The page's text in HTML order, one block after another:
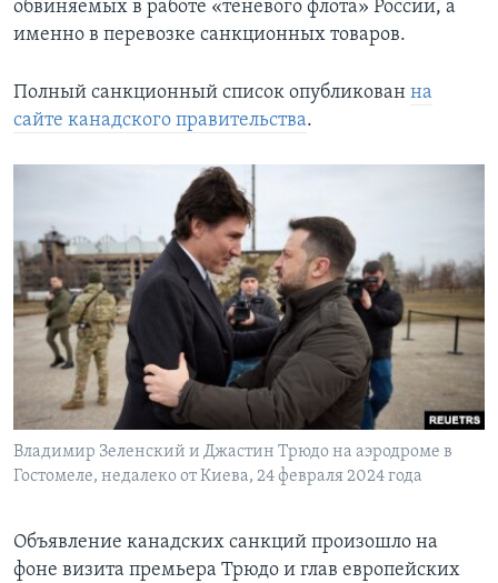
обвиняемых в работе «теневого флота» России, а
именно в перевозке санкционных товаров.
Полный санкционный список опубликован на
сайте канадского правительства.
Владимир Зеленский и Джастин Трюдо на аэродроме в
Гостомеле, недалеко от Киева, 24 февраля 2024 года
Объявление канадских санкций произошло на
фоне визита премьера Трюдо и глав европейских